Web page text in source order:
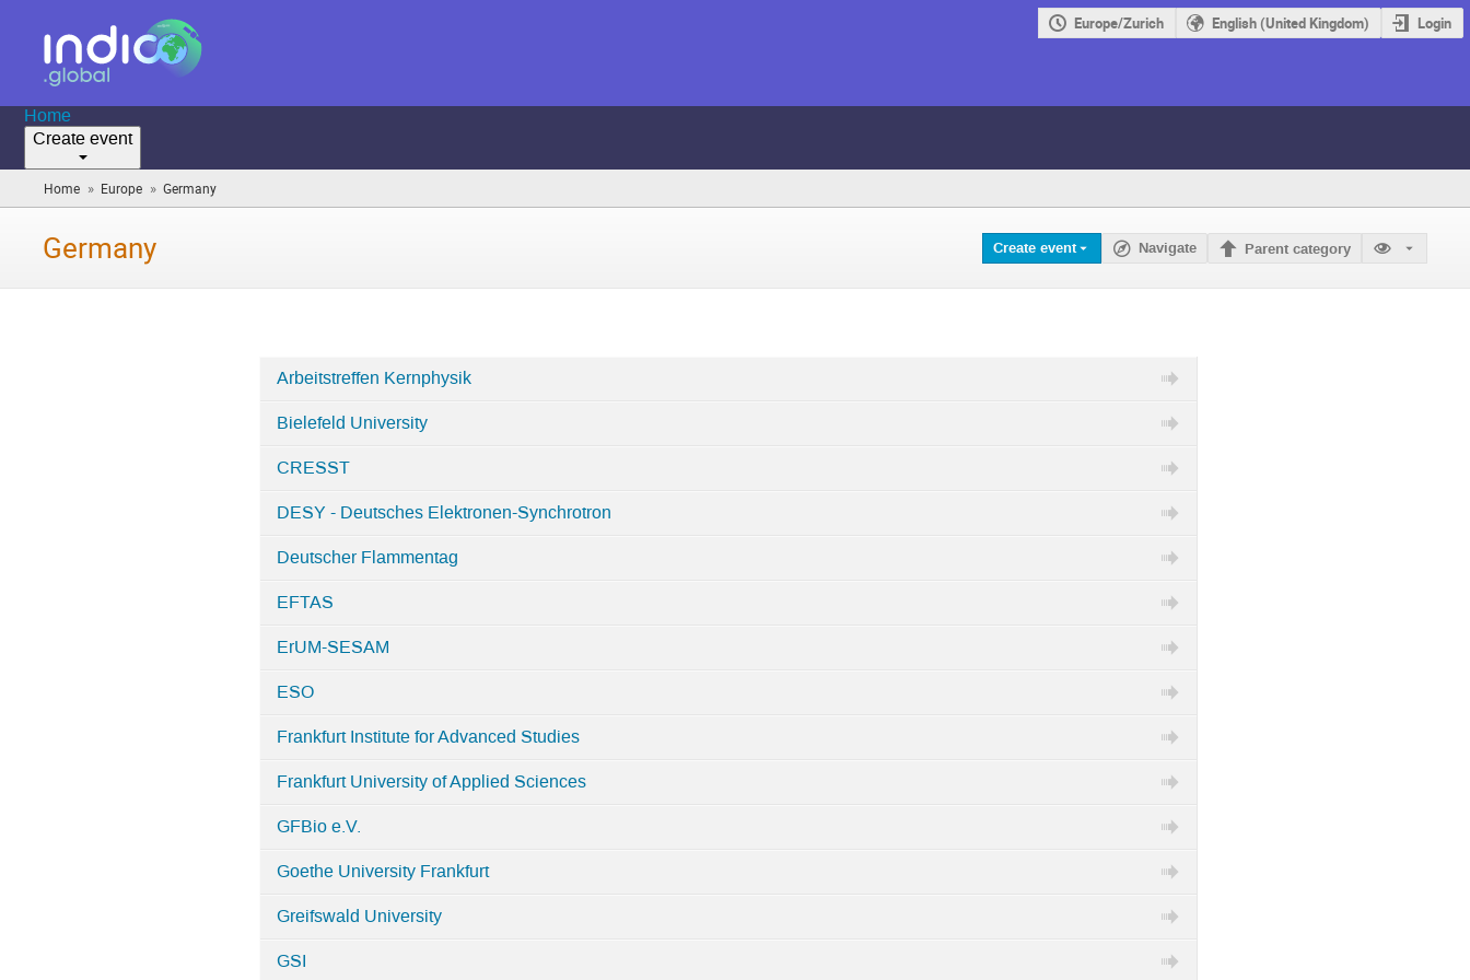
Europe/Zurich English (United Kingdom) Login
Home
Create event
Home » Europe » Germany
are
Germany Create event Navigate Parent category
Arbeitstreffen Kernphysik
Bielefeld University
CRESST
DESY - Deutsches Elektronen-Synchrotron
Deutscher Flammentag
EFTAS
ErUM-SESAM
ESO
Frankfurt Institute for Advanced Studies
Frankfurt University of Applied Sciences
GFBio e.V.
Goethe University Frankfurt
Greifswald University
GSI